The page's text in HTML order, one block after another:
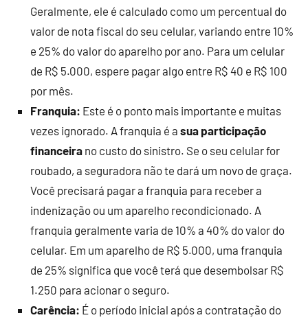
Geralmente, ele é calculado como um percentual do
valor de nota fiscal do seu celular, variando entre 10%
e 25% do valor do aparelho por ano. Para um celular
de R$ 5.000, espere pagar algo entre R$ 40 e R$ 100
por mês.
Franquia: Este é o ponto mais importante e muitas
vezes ignorado. A franquia é a sua participação
financeira no custo do sinistro. Se o seu celular for
roubado, a seguradora não te dará um novo de graça.
Você precisará pagar a franquia para receber a
indenização ou um aparelho recondicionado. A
franquia geralmente varia de 10% a 40% do valor do
celular. Em um aparelho de R$ 5.000, uma franquia
de 25% significa que você terá que desembolsar R$
1.250 para acionar o seguro.
Carência: É o período inicial após a contratação do